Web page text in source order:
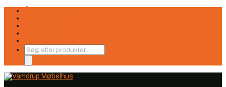
Products
search